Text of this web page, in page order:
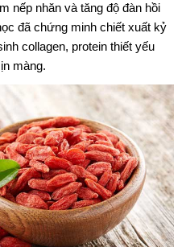
nếp nhăn và tăng độ đàn hồi
đã chứng minh chiết xuất kỷ
collagen, protein thiết yếu
màng.